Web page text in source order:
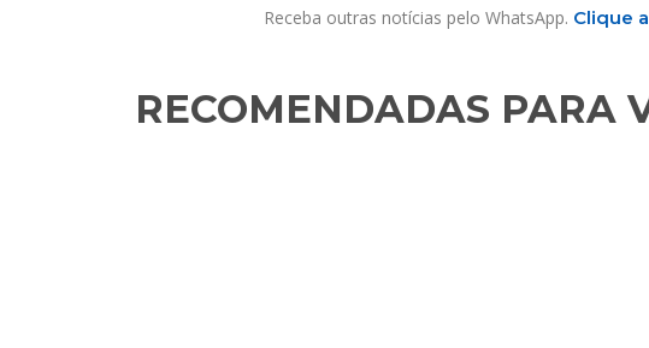
Receba outras notícias pelo WhatsApp. Clique
RECOMENDADAS PARA